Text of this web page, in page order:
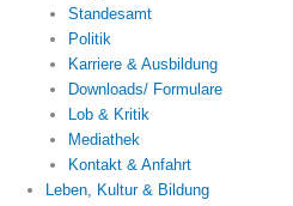
Standesamt
Politik
Karriere & Ausbildung
Downloads/ Formulare
Lob & Kritik
Mediathek
Kontakt & Anfahrt
Leben, Kultur & Bildung